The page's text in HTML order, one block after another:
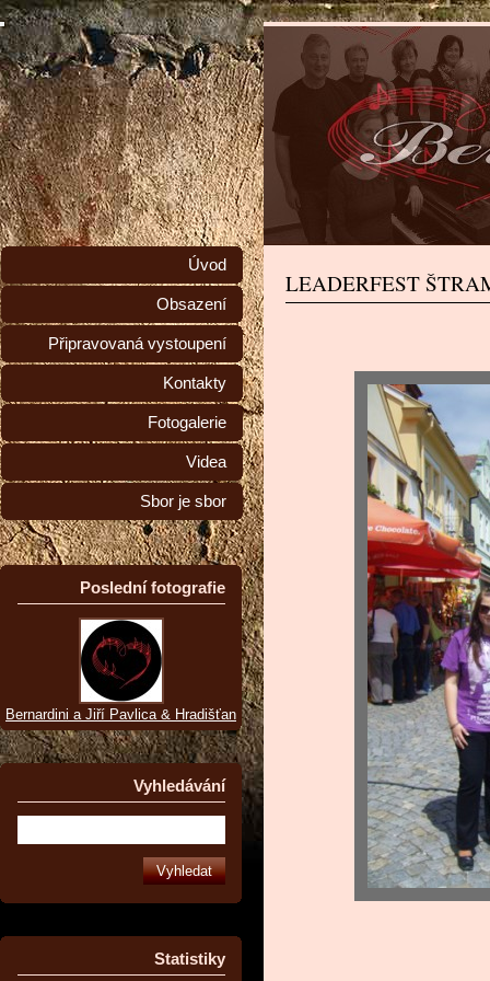
LEADERFEST
Úvod
Obsazení
Připravovaná vystoupení
Kontakty
Fotogalerie
Videa
Sbor je sbor
Poslední fotografie
Bernardini a Jiří Pavlica & Hradišťan
Vyhledávání
Statistiky